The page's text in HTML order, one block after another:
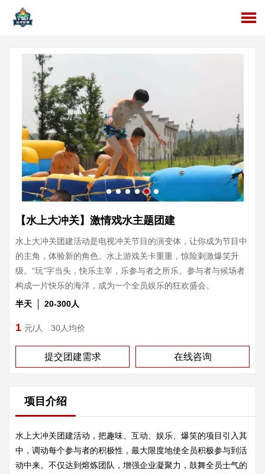
【水上大冲关】激情戏水主题团建
水上大冲关团建活动是电视冲关节目的演变体，让你成为节目中
的主角，体验新的角色。水上游戏关卡重重，惊险刺激爆笑升
级。“玩”字当头，快乐主宰，乐参与者之所乐。参与者与候场者
构成一片快乐的海洋，成为一个全员娱乐的狂欢盛会。
半天
20-300人
1 元/人 30人均价
提交团建需求 在线咨询
项目介绍
水上大冲关团建活动，把趣味、互动、娱乐、爆笑的项目引入其
中，调动每个参与者的积极性，最大限度地使全员积极参与到活
动中来。不仅达到熔炼团队，增强企业凝聚力，鼓舞全员士气的